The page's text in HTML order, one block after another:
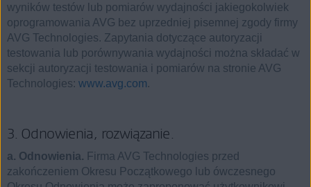
wyników testów lub pomiarów wydajności jakiegokolwiek
oprogramowania AVG bez uprzedniej pisemnej zgody firmy
AVG Technologies. Zapytania dotyczące autoryzacji
testowania lub porównywania wydajności można składać w
sekcji autoryzacji testowania i pomiarów na stronie AVG
Technologies: www.avg.com.
3. Odnowienia, rozwiązanie.
a. Odnowienia. Firma AVG Technologies przed
zakończeniem Okresu Początkowego lub ówczesnego